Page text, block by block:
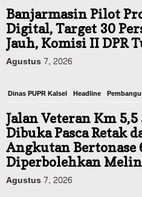
Banjarmasin Pilot
Digital, Target 30
Jauh, Komisi II DPR
Agustus 7, 2026
Dinas PUPR Kalsel Headline
Jalan Veteran Km
Dibuka Pasca Retak
Angkutan Bertonase
Diperbolehkan
Agustus 7, 2026